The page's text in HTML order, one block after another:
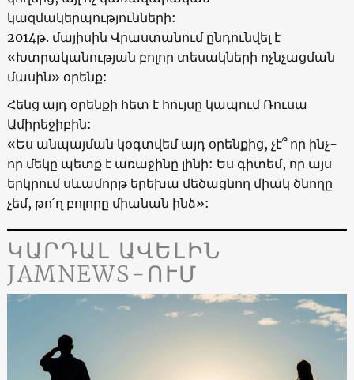
կազմակերպությունների:
2014թ. մայիսին Վրաստանում ընդունվել է
«Խտրականության բոլոր տեսակների ոչնչացման
մասին» օրենք:
Հենց այդ օրենքի հետ է հույսը կապում Ռուսա
Ամիրեջիբին:
«Ես անպայման կօգտվեմ այդ օրենքից, չէ՞ որ ինչ-
որ մեկը պետք է առաջինը լինի: Ես գիտեմ, որ այս
երկրում սևամորթ երեխա մեծացնող միակ ծնողը
չեմ, թո՛ղ բոլորը միանան ինձ»:
ԿԱՐԴԱԼ ԱՎԵԼԻՆ
JAMNEWS-ՈՒՄ